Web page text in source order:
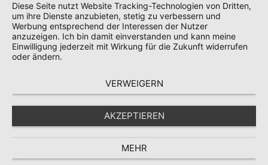
Diese Seite nutzt Website Tracking-Technologien von Dritten,
um ihre Dienste anzubieten, stetig zu verbessern und
Werbung entsprechend der Interessen der Nutzer
anzuzeigen. Ich bin damit einverstanden und kann meine
Einwilligung jederzeit mit Wirkung für die Zukunft widerrufen
oder ändern.
VERWEIGERN
AKZEPTIEREN
MEHR